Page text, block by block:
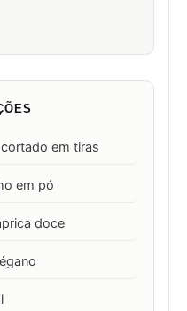
em tiras
em pó
doce